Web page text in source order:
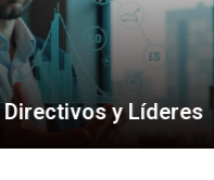
y Líderes